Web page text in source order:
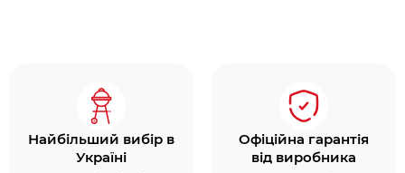
Найбільший вибір в
Україні
Офіційна гарантія
від виробника